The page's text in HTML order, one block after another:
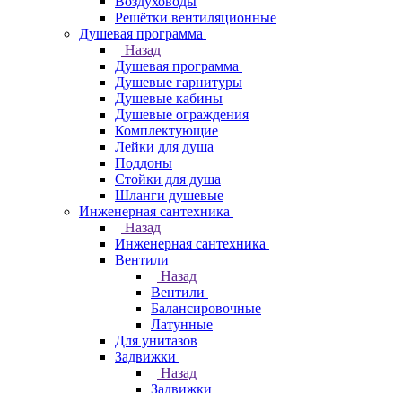
Решётки вентиляционные
Душевая программа
Назад
Душевая программа
Душевые гарнитуры
Душевые кабины
Душевые ограждения
Комплектующие
Лейки для душа
Поддоны
Стойки для душа
Шланги душевые
Инженерная сантехника
Назад
Инженерная сантехника
Вентили
Назад
Вентили
Балансировочные
Латунные
Для унитазов
Задвижки
Назад
Задвижки